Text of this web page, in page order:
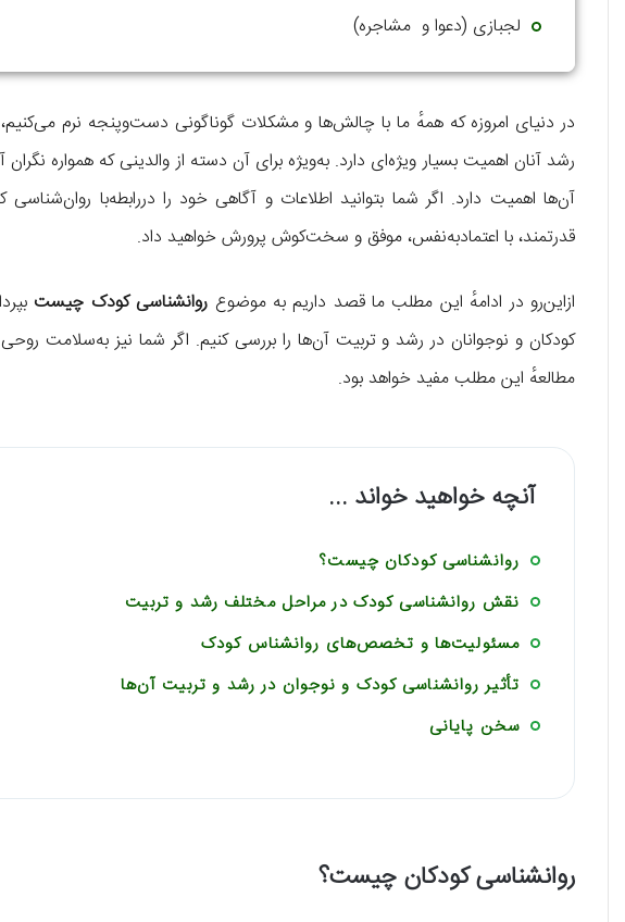
لجبازی (دعوا و مشاجره)
در دنیای امروزه که همهٔ ما با چالش‌ها و مشکلات گوناگونی دست‌وپنجه نرم
رشد آنان اهمیت بسیار ویژه‌ای دارد. به‌ویژه برای آن دسته از والدینی که همواره
آن‌ها اهمیت دارد. اگر شما بتوانید اطلاعات و آگاهی خود را دررابطه‌با روان‌شناسی
قدرتمند، با اعتمادبه‌نفس، موفق و سخت‌کوش پرورش خواهید داد.
ازاین‌رو در ادامهٔ این مطلب ما قصد داریم به موضوع روانشناسی کودک چیست
کودکان و نوجوانان در رشد و تربیت آن‌ها را بررسی کنیم. اگر شما نیز به‌سلامت
مطالعهٔ این مطلب مفید خواهد بود.
آنچه خواهید خواند ...
روانشناسی کودکان چیست؟
نقش روانشناسی کودک در مراحل مختلف رشد و تربیت
مسئولیت‌ها و تخصص‌های روانشناس کودک
تأثیر روانشناسی کودک و نوجوان در رشد و تربیت آن‌ها
سخن پایانی
روانشناسی کودکان چیست؟